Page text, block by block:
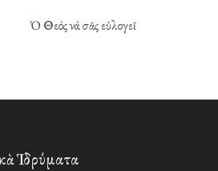
Ὁ Θεός νά σᾶς εὐλογεῖ
Ἱδρύματα